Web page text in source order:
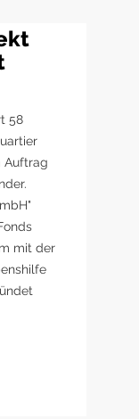
58
Auftrag
mit der